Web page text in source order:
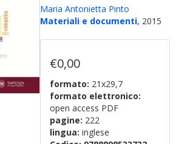
Maria Antonietta Pinto
Materiali e documenti, 2015
€0,00
formato: 21x29,7
formato elettronico:
open access PDF
pagine: 222
lingua: inglese